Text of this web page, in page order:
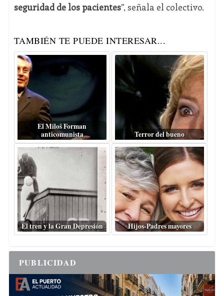
seguridad de los pacientes”, señala el colectivo.
TAMBIÉN TE PUEDE INTERESAR...
El Miloš Forman
anticomunista
Terror del bueno
El tren y la Gran Depresión Hijos-Padres mayores
PUBLICIDAD